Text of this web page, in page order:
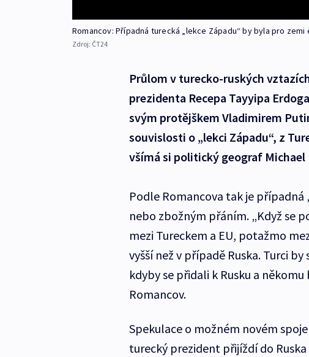
Romancov: Případná turecká „lekce Západu“ by byla pro
Zdroj: ČT24
Průlom v turecko-ruských
prezidenta Recepa Tayyipa
svým protějškem Vladimirem
souvislosti o „lekci Západu“, z
všímá si politický geograf Michael
Podle Romancova tak je případná
nebo zbožným přáním. „Když se
mezi Tureckem a EU, potažmo
vyšší než v případě Ruska. Turci
kdyby se přidali k Rusku a
Romancov.
Spekulace o možném novém
turecký prezident přijíždí do